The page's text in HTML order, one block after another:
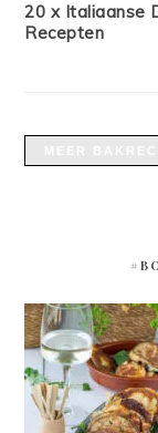
20 x Italiaanse
Recepten